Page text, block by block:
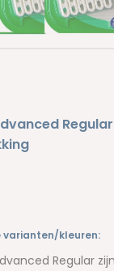
varianten/kleuren:
Regular